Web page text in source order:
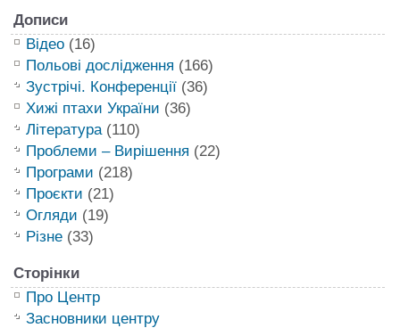
Дописи
Відео(16)
Польові дослідження (166)
Зустрічі. Конференції(36)
Хижі птахи України (36)
Література(110)
Проблеми – Вирішення (22)
Програми (218)
Проєкти (21)
Огляди (19)
Різне(33)
Сторінки
Про Центр
Засновники центру